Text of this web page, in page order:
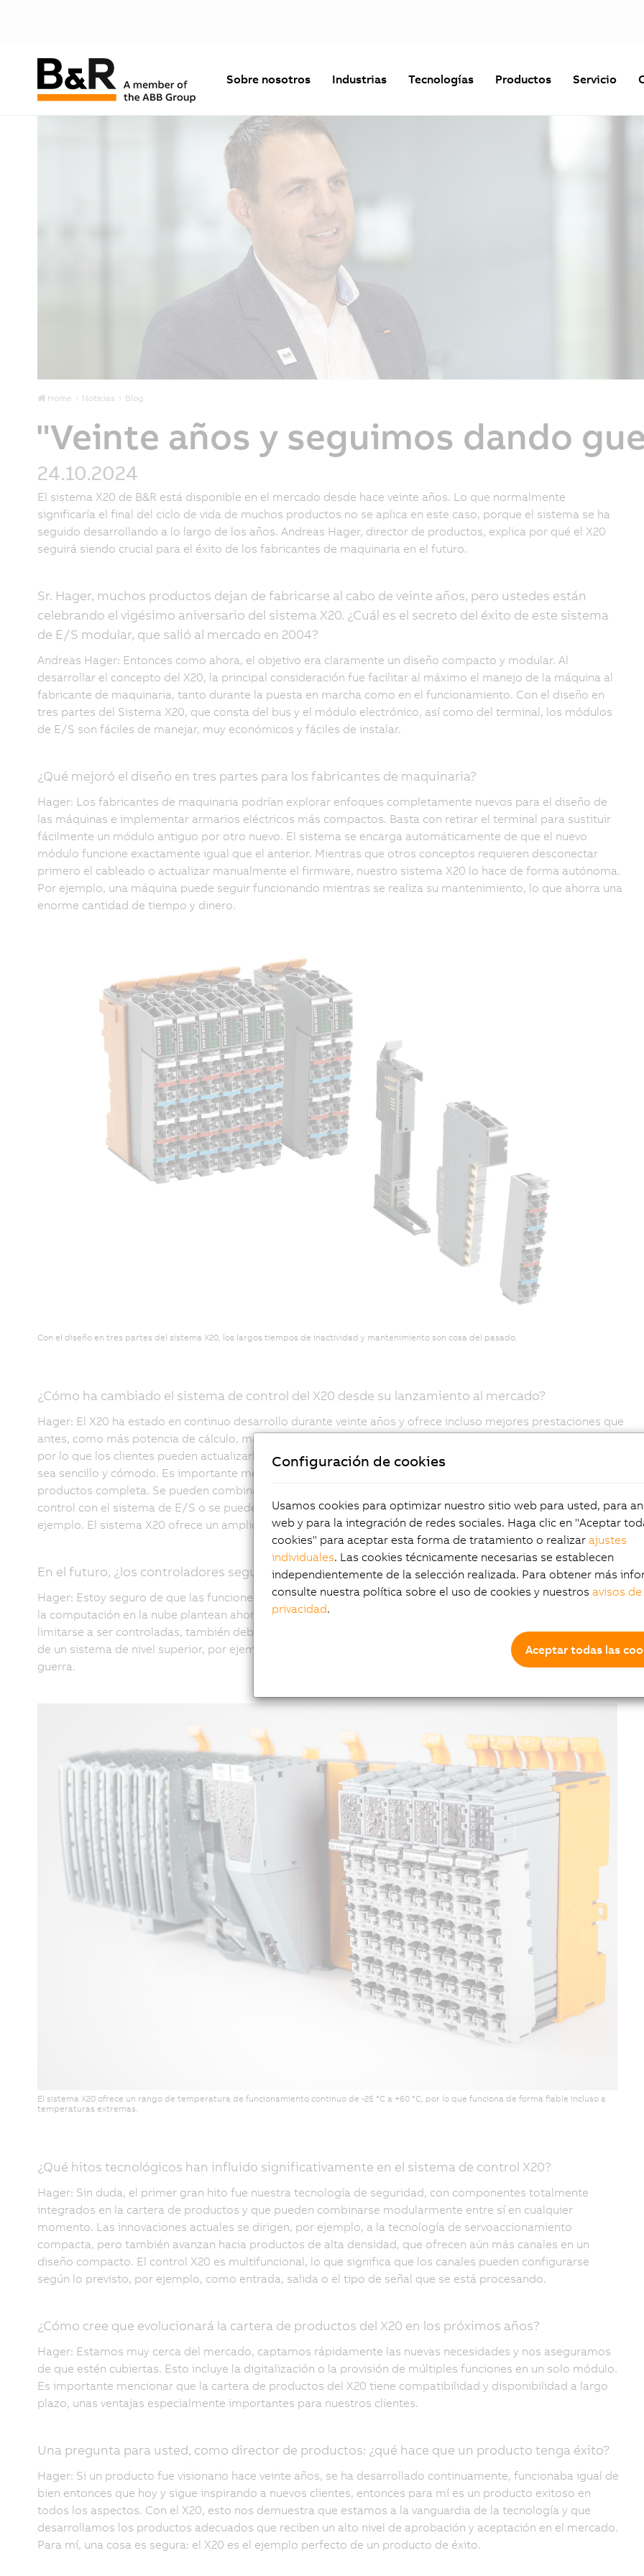
Sobre nosotros Industrias Tecnologías Productos Servicio
Home Noticias Blog
"Veinte años y seguimos dando
24.10.2024
El sistema X20 de B&R está disponible en el mercado desde hace veinte años. Lo que normalmente
significaría el final del ciclo de vida de muchos productos no se aplica en este caso, porque el sistema se ha
seguido desarrollando a lo largo de los años. Andreas Hager, director de productos, explica por qué el X20
seguirá siendo crucial para el éxito de los fabricantes de maquinaria en el futuro.
Sr. Hager, muchos productos dejan de fabricarse al cabo de veinte años, pero ustedes están
celebrando el vigésimo aniversario del sistema X20. ¿Cuál es el secreto del éxito de este sistema
de E/S modular, que salió al mercado en 2004?
Andreas Hager: Entonces como ahora, el objetivo era claramente un diseño compacto y modular. Al
desarrollar el concepto del X20, la principal consideración fue facilitar al máximo el manejo de la máquina al
fabricante de maquinaria, tanto durante la puesta en marcha como en el funcionamiento. Con el diseño en
tres partes del Sistema X20, que consta del bus y el módulo electrónico, así como del terminal, los módulos
de E/S son fáciles de manejar, muy económicos y fáciles de instalar.
¿Qué mejoró el diseño en tres partes para los fabricantes de maquinaria?
Hager: Los fabricantes de maquinaria podrían explorar enfoques completamente nuevos para el diseño de
las máquinas e implementar armarios eléctricos más compactos. Basta con retirar el terminal para sustituir
fácilmente un módulo antiguo por otro nuevo. El sistema se encarga automáticamente de que el nuevo
módulo funcione exactamente igual que el anterior. Mientras que otros conceptos requieren desconectar
primero el cableado o actualizar manualmente el firmware, nuestro sistema X20 lo hace de forma autónoma.
Por ejemplo, una máquina puede seguir funcionando mientras se realiza su mantenimiento, lo que ahorra una
enorme cantidad de tiempo y dinero.
Con el diseño en tres partes del sistema X20, los largos tiempos de inactividad y mantenimiento son cosa del pasado.
¿Cómo ha cambiado el sistema de control del X20 desde su lanzamiento al mercado?
Hager: El X20 ha estado en continuo desarrollo durante veinte años y ofrece incluso mejores prestaciones que
antes, como más potencia de cálculo, más RAM o interfaces adicionales. El nuevo PLC tiene el mismo diseño,
por lo que los clientes pueden actualizarlo fácilmente, haciendo que el cambio a una nueva generación de PLC
sea sencillo y cómodo. Es importante mencionar que el X20 no es solo un sistema de E/S, sino una cartera de
productos completa. Se pueden combinar varios controles lógicos programables (PLC) o productos de
control con el sistema de E/S o se pueden implementar estaciones remotas en el armario eléctrico, por
ejemplo. El sistema X20 ofrece un amplio abanico de posibilidades.
En el futuro, ¿los controladores seguirán siendo tal como los conocemos hoy?
Hager: Estoy seguro de que las funciones básicas seguirán estando presentes en todos los PLC, pero el IoT y
la computación en la nube plantean ahora nuevas exigencias a los controles. Las máquinas ya no deben
limitarse a ser controladas, también deben recoger datos a gran escala, evaluarlos y ponerlos a disposición
de un sistema de nivel superior, por ejemplo. Una cosa es segura: el X20 tiene veinte años y sigue dando
guerra.
El sistema X20 ofrece un rango de temperatura de funcionamiento continuo de -25 °C a +60 °C, por lo que funciona de forma fiable incluso a
temperaturas extremas.
¿Qué hitos tecnológicos han influido significativamente en el sistema de control X20?
Hager: Sin duda, el primer gran hito fue nuestra tecnología de seguridad, con componentes totalmente
integrados en la cartera de productos y que pueden combinarse modularmente entre sí en cualquier
momento. Las innovaciones actuales se dirigen, por ejemplo, a la tecnología de servoaccionamiento
compacta, pero también avanzan hacia productos de alta densidad, que ofrecen aún más canales en un
diseño compacto. El control X20 es multifuncional, lo que significa que los canales pueden configurarse
según lo previsto, por ejemplo, como entrada, salida o el tipo de señal que se está procesando.
¿Cómo cree que evolucionará la cartera de productos del X20 en los próximos años?
Hager: Estamos muy cerca del mercado, captamos rápidamente las nuevas necesidades y nos aseguramos
de que estén cubiertas. Esto incluye la digitalización o la provisión de múltiples funciones en un solo módulo.
Es importante mencionar que la cartera de productos del X20 tiene compatibilidad y disponibilidad a largo
plazo, unas ventajas especialmente importantes para nuestros clientes.
Una pregunta para usted, como director de productos: ¿qué hace que un producto tenga éxito?
Hager: Si un producto fue visionario hace veinte años, se ha desarrollado continuamente, funcionaba igual de
bien entonces que hoy y sigue inspirando a nuevos clientes, entonces para mí es un producto exitoso en
todos los aspectos. Con el X20, esto nos demuestra que estamos a la vanguardia de la tecnología y que
desarrollamos los productos adecuados que reciben un alto nivel de aprobación y aceptación en el mercado.
Para mí, una cosa es segura: el X20 es el ejemplo perfecto de un producto de éxito.
Configuración de cookies
Usamos cookies para optimizar nuestro sitio web para usted, para
web y para la integración de redes sociales. Haga clic en "Aceptar
cookies" para aceptar esta forma de tratamiento o realizar ajustes
individuales. Las cookies técnicamente necesarias se establecen
independientemente de la selección realizada. Para obtener más
consulte nuestra política sobre el uso de cookies y nuestros avisos de
privacidad.
Aceptar todas las